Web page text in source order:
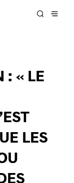
: « LE
LES